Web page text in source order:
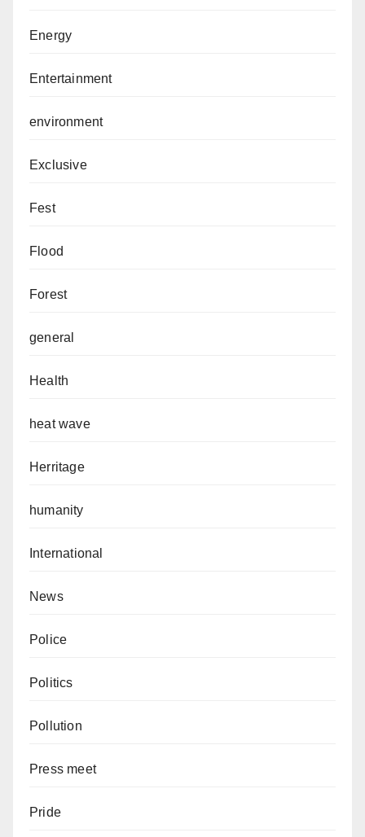
Energy
Entertainment
environment
Exclusive
Fest
Flood
Forest
general
Health
heat wave
Herritage
humanity
International
News
Police
Politics
Pollution
Press meet
Pride